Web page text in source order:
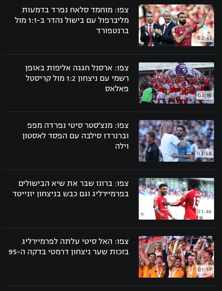
לוח שידורים
ברחבה
"מעל הליגה" – פודקאסט
משתתפים וזוכים בפרסים
תקנון עבור פעילות אלקטרה
תקנון עבור פעילות ספורט 1 – "מרלן"
טניס
גיימינג E-Sports
תנאי שימוש
מדיניות פרטיות
הפועל חיפה
הפועל באר שבע
בני יהודה
ליגה סינית
ליגה ברזילאית
ליגות נוספות
אגרוף
ספורט אולימפי
UFC
היאבקות WWE
ספורט מוטורי
כדורמים
פוטבול אמריקאי NFL
בייסבול MLB
ספורט אתגרי ואקסטרים
אומנויות לחימה
02:43
צפו: מוחמד סלאח נפרד בדמעות
מליברפול עם בישול נהדר ב-1:1 מול
ברנטפורד
03:15
צפו: ארסנל חגגה אליפות באופן
רשמי עם ניצחון 1:2 מול קריסטל
פאלאס
03:59
צפו: מנצ'סטר סיטי נפרדה מפפ
וברנרדו סילבה עם הפסד לאסטון
וילה
01:46
צפו: ברונו שבר את שיא הבישולים
בפרמיירליג וגם כבש בניצחון יונייטד
01:57
צפו: האל סיטי עלתה לפרמיירליג
בזכות שער ניצחון דרמטי בדקה ה-95